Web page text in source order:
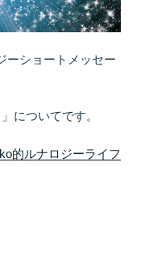
ーショートメッセー
についてです。
的ルナロジーライフ